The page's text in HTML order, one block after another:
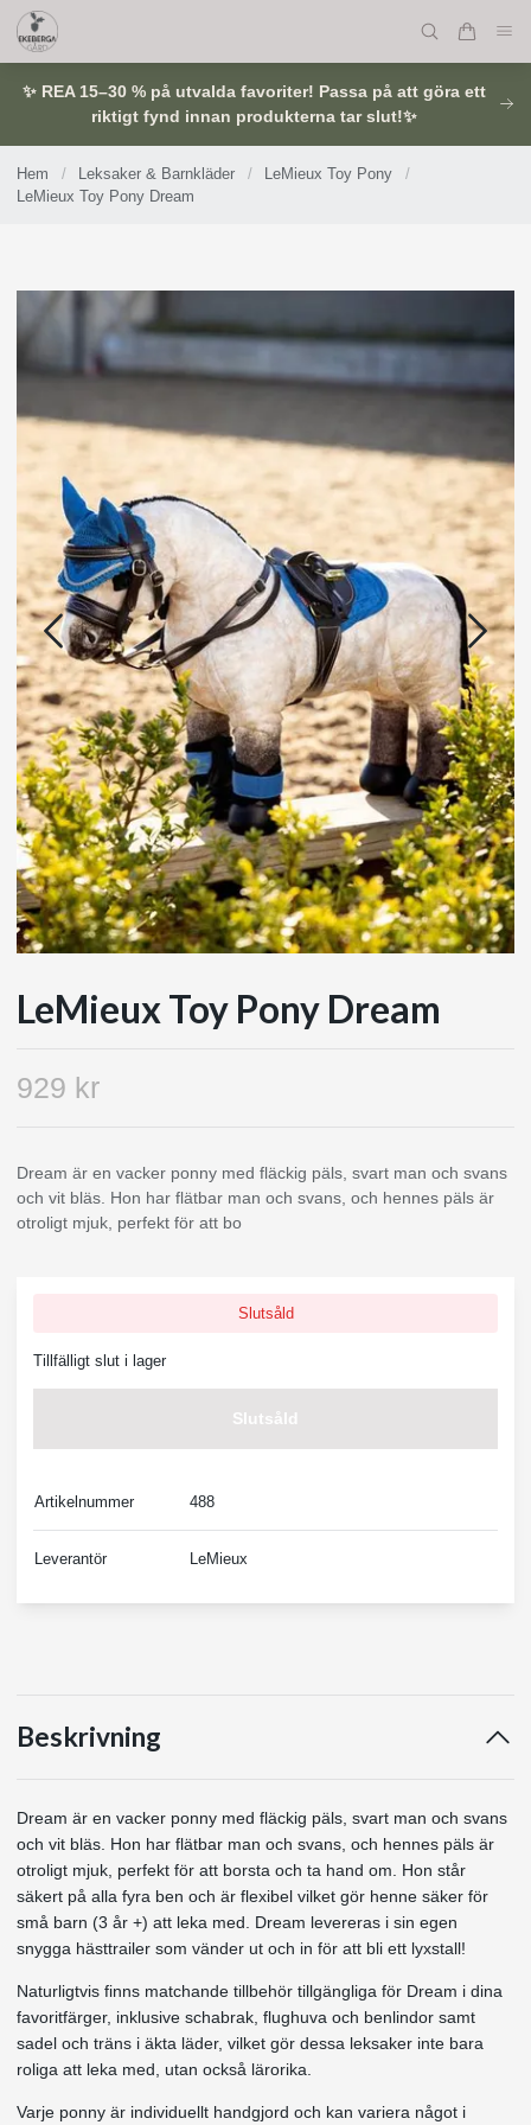
✨ REA 15–30 % på utvalda favoriter! Passa på att göra ett
riktigt fynd innan produkterna tar slut!✨
Hem / Leksaker & Barnkläder / LeMieux Toy Pony
/
LeMieux Toy Pony Dream
LeMieux Toy Pony Dream
929 kr
Dream är en vacker ponny med fläckig päls, svart man och svans
och vit bläs. Hon har flätbar man och svans, och hennes päls är
otroligt mjuk, perfekt för att bo
Slutsåld
Tillfälligt slut i lager
Slutsåld
Artikelnummer 488
Leverantör LeMieux
Beskrivning
Dream är en vacker ponny med fläckig päls, svart man och svans
och vit bläs. Hon har flätbar man och svans, och hennes päls är
otroligt mjuk, perfekt för att borsta och ta hand om. Hon står
säkert på alla fyra ben och är flexibel vilket gör henne säker för
små barn (3 år +) att leka med. Dream levereras i sin egen
snygga hästtrailer som vänder ut och in för att bli ett lyxstall!
Naturligtvis finns matchande tillbehör tillgängliga för Dream i dina
favoritfärger, inklusive schabrak, flughuva och benlindor samt
sadel och träns i äkta läder, vilket gör dessa leksaker inte bara
roliga att leka med, utan också lärorika.
Varje ponny är individuellt handgjord och kan variera något i